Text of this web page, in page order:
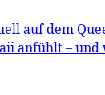
auf dem
anfühlt –